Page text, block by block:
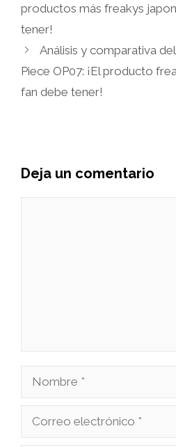
productos más freakys
tener!
Análisis y comparativa
Piece OP07: ¡El producto
fan debe tener!
Deja un comentario
Nombre
Correo